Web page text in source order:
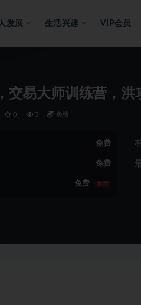
发展 生活兴趣 VIP会员
交易大师训练营，洪
0 3 免费
免费
免费
免费 推荐